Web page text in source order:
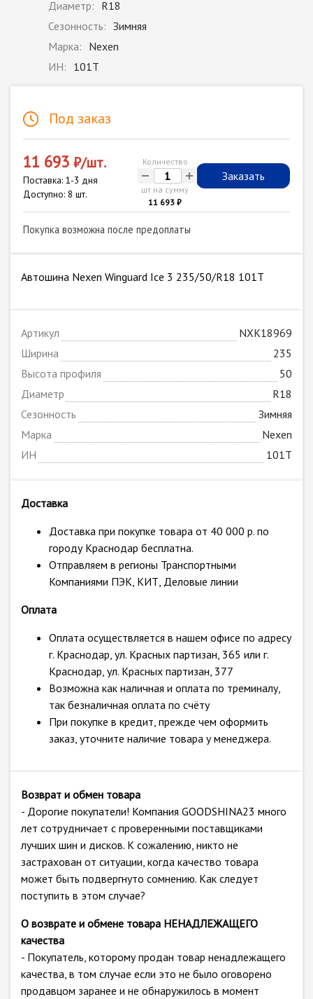
Диаметр: R18
Сезонность: Зимняя
Марка: Nexen
ИН: 101T
Под заказ
11 693 ₽/шт.
Поставка: 1-3 дня
Доступно: 8 шт.
Количество
- +
шт на сумму
11 693 ₽
Заказать
Покупка возможна после предоплаты
Автошина Nexen Winguard Ice 3 235/50/R18 101T
Артикул
NXK18969
Ширина
235
Высота профиля
50
Диаметр
R18
Сезонность
Зимняя
Марка
Nexen
ИН
101T
Доставка
Доставка при покупке товара от 40 000 р. по
городу Краснодар бесплатна.
Отправляем в регионы Транспортными
Компаниями ПЭК, КИТ, Деловые линии
Оплата
Оплата осуществляется в нашем офисе по адресу
г. Краснодар, ул. Красных партизан, 365 или г.
Краснодар, ул. Красных партизан, 377
Возможна как наличная и оплата по треминалу,
так безналичная оплата по счёту
При покупке в кредит, прежде чем оформить
заказ, уточните наличие товара у менеджера.
Возврат и обмен товара
- Дорогие покупатели! Компания GOODSHINA23 много
лет сотрудничает с проверенными поставщиками
лучших шин и дисков. К сожалению, никто не
застрахован от ситуации, когда качество товара
может быть подвергнуто сомнению. Как следует
поступить в этом случае?
О возврате и обмене товара НЕНАДЛЕЖАЩЕГО
качества
- Покупатель, которому продан товар ненадлежащего
качества, в том случае если это не было оговорено
продавцом заранее и не обнаружилось в момент